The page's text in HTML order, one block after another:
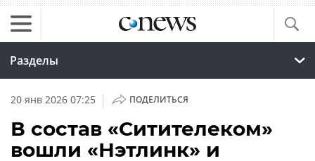
Разделы
20 янв 2026 07:25 | ПОДЕЛИТЬСЯ
В состав «Ситителеком»
вошли «Нэтлинк» и